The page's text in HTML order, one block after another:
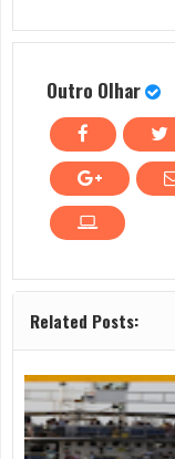
Outro Olhar
Related Posts: